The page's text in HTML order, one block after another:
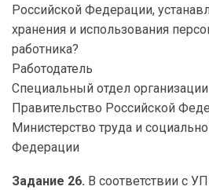
Российской Федерации,
хранения и использования
работника?
Работодатель
Специальный отдел организации
Правительство Российской
Министерство труда и
Федерации
Задание 26. В соответствии с